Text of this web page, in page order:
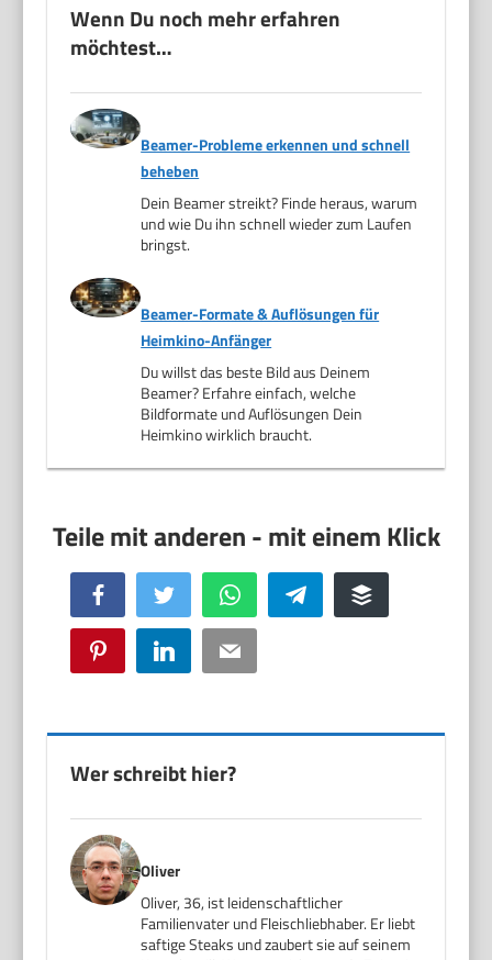
Wenn Du noch mehr erfahren
möchtest…
Beamer-Probleme erkennen und schnell
beheben
Dein Beamer streikt? Finde heraus, warum
und wie Du ihn schnell wieder zum Laufen
bringst.
Beamer-Formate & Auflösungen für
Heimkino-Anfänger
Du willst das beste Bild aus Deinem
Beamer? Erfahre einfach, welche
Bildformate und Auflösungen Dein
Heimkino wirklich braucht.
Facebook Twitter WhatsApp Telegram Buffer
Pinterest LinkedIn Email
Wer schreibt hier?
Oliver
Oliver, 36, ist leidenschaftlicher
Familienvater und Fleischliebhaber. Er liebt
saftige Steaks und zaubert sie auf seinem